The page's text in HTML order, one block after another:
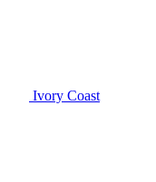
Ivory Coast